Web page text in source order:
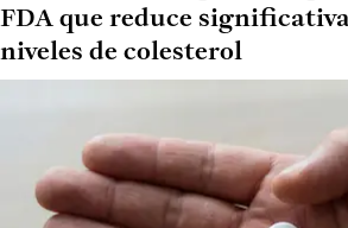
FDA que reduce
niveles de colesterol